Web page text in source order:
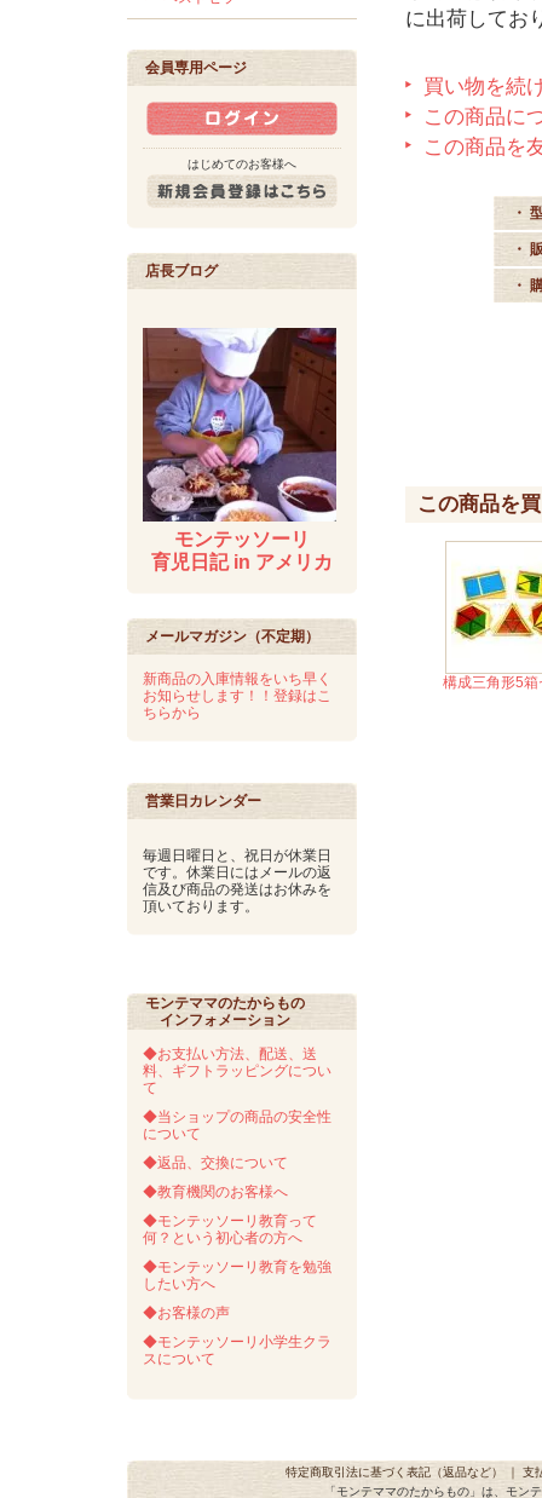
会員専用ページ
はじめてのお客様へ
店長ブログ
モンテッソーリ
育児日記 in アメリカ
メールマガジン（不定期）
新商品の入庫情報をいち早く
お知らせします！！登録はこ
ちらから
営業日カレンダー
毎週日曜日と、祝日が休業日
です。休業日にはメールの返
信及び商品の発送はお休みを
頂いております。
モンテママのたからもの
インフォメーション
◆お支払い方法、配送、送
料、ギフトラッピングについ
て
◆当ショップの商品の安全性
について
◆返品、交換について
◆教育機関のお客様へ
◆モンテッソーリ教育って
何？という初心者の方へ
◆モンテッソーリ教育を勉強
したい方へ
◆お客様の声
◆モンテッソーリ小学生クラ
スについて
に出荷してお
買い物を続
この商品に
この商品を
・
・
・
この商品を
構成三角形5箱
特定商取引法に基づく表記（返品など） ｜ 支
「モンテママのたからもの」は、モン